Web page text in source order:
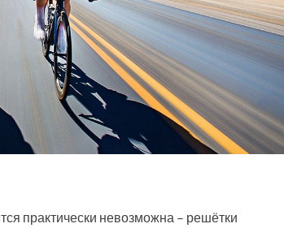
практически невозможна – решётки